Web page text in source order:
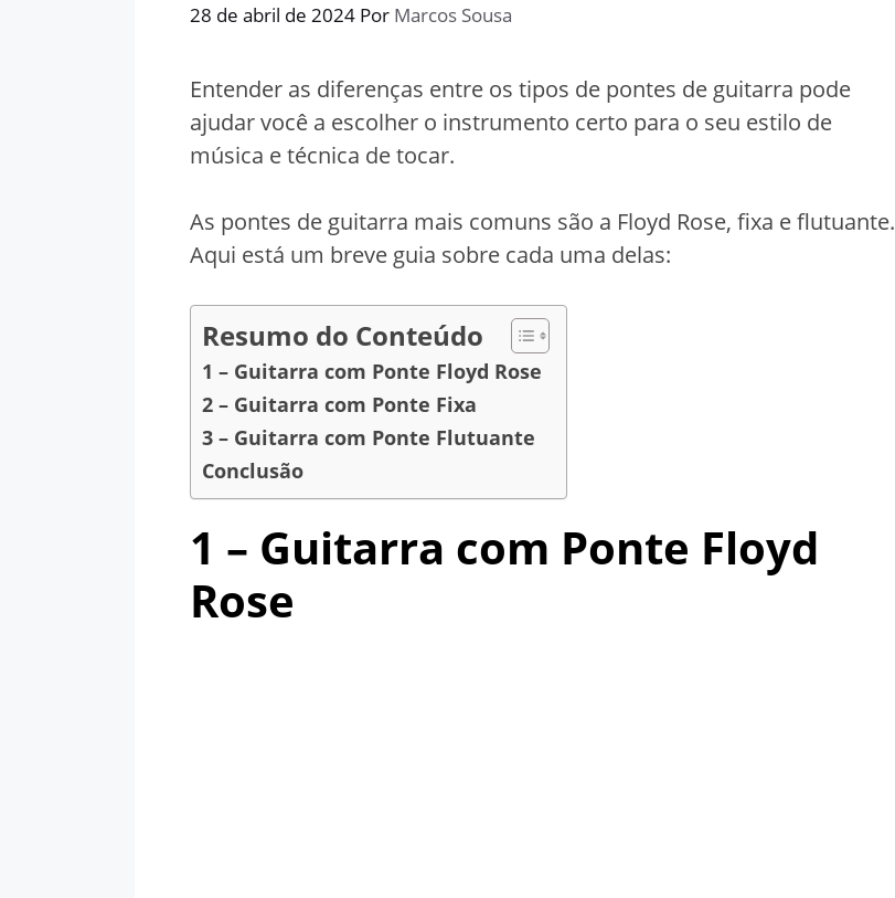
28 de abril de 2024 Por Marcos Sousa
Entender as diferenças entre os tipos de pontes de guitarra pode
ajudar você a escolher o instrumento certo para o seu estilo de
música e técnica de tocar.
As pontes de guitarra mais comuns são a Floyd Rose, fixa e flutuante.
Aqui está um breve guia sobre cada uma delas:
Resumo do Conteúdo
1 – Guitarra com Ponte Floyd Rose
2 – Guitarra com Ponte Fixa
3 – Guitarra com Ponte Flutuante
Conclusão
1 – Guitarra com Ponte Floyd
Rose